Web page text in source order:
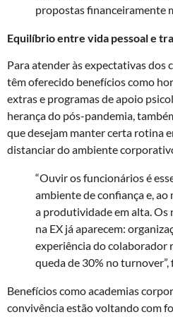
propostas financeiramente
Equilíbrio entre vida pessoal e
Para atender às expectativas dos
têm oferecido benefícios como
extras e programas de apoio
herança do pós-pandemia,
que desejam manter certa rotina
distanciar do ambiente
“Ouvir os funcionários é
ambiente de confiança e,
a produtividade em alta. Os
na EX já aparecem:
experiência do colaborador
queda de 30% no turnover”,
Benefícios como academias
convivência estão voltando com